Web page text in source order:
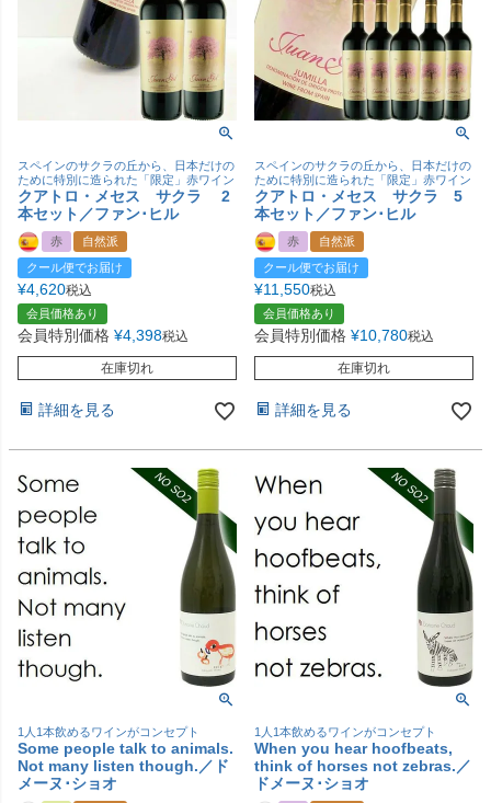
スペインのサクラの丘から、日本だけの
ために特別に造られた「限定」赤ワイン
クアトロ・メセス サクラ 2
本セット／ファン･ヒル
赤
自然派
クール便でお届け
¥4,620税込
会員価格あり
会員特別価格 ¥4,398税込
在庫切れ
詳細を見る
スペインのサクラの丘から、日本だけの
ために特別に造られた「限定」赤ワイン
クアトロ・メセス サクラ 5
本セット／ファン･ヒル
赤
自然派
クール便でお届け
¥11,550税込
会員価格あり
会員特別価格 ¥10,780税込
在庫切れ
詳細を見る
1人1本飲めるワインがコンセプト
Some people talk to animals.
Not many listen though.／ド
メーヌ･ショオ
1人1本飲めるワインがコンセプト
When you hear hoofbeats,
think of horses not zebras.／
ドメーヌ･ショオ